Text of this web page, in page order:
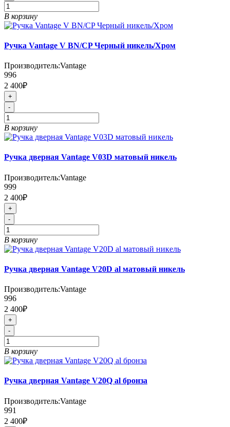
В корзину
Ручка Vantage V BN/CP Черный никель/Хром
Производитель:Vantage
996
2 400₽
+
-
В корзину
Ручка дверная Vantage V03D матовый никель
Производитель:Vantage
999
2 400₽
+
-
В корзину
Ручка дверная Vantage V20D al матовый никель
Производитель:Vantage
996
2 400₽
+
-
В корзину
Ручка дверная Vantage V20Q al бронза
Производитель:Vantage
991
2 400₽